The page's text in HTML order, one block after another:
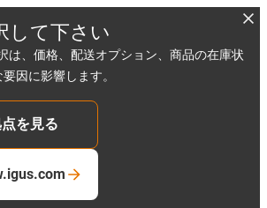
して下さい
は、価格、配送オプション、商品の在庫状
因に影響します。
を見る